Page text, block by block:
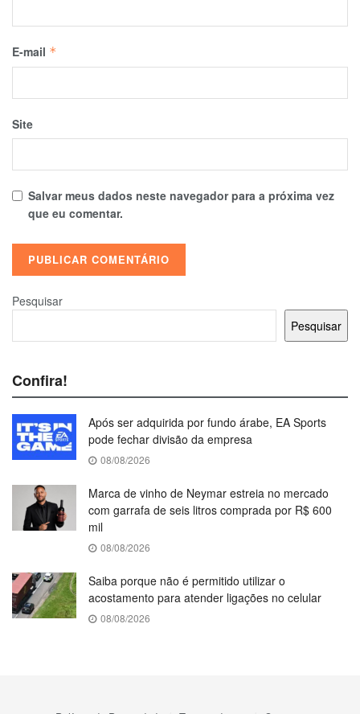
E-mail *
Site
Salvar meus dados neste navegador para a próxima vez
que eu comentar.
Pesquisar
Pesquisar
Confira!
Após ser adquirida por fundo árabe, EA Sports
pode fechar divisão da empresa
08/08/2026
Marca de vinho de Neymar estreia no mercado
com garrafa de seis litros comprada por R$ 600
mil
08/08/2026
Saiba porque não é permitido utilizar o
acostamento para atender ligações no celular
08/08/2026